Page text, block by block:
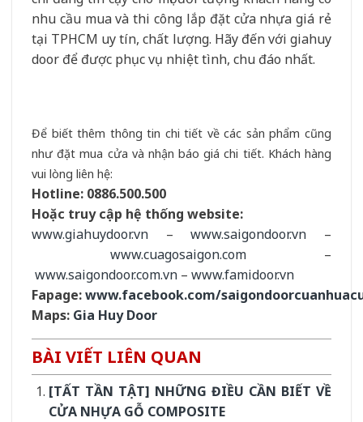
nhu cầu mua và thi công lắp đặt cửa nhựa giá rẻ
tại TPHCM uy tín, chất lượng. Hãy đến với giahuy
door để được phục vụ nhiệt tình, chu đáo nhất.
Để biết thêm thông tin chi tiết về các sản phẩm cũng
như đặt mua cửa và nhận báo giá chi tiết. Khách hàng
vui lòng liên hệ:
Hotline: 0886.500.500
Hoặc truy cập hệ thống website:
www.giahuydoor.vn –www.saigondoor.vn –
www.cuagosaigon.com–
www.saigondoor.com.vn – www.famidoor.vn
Fapage:www.facebook.com/
Maps: Gia Huy Door
BÀI VIẾT LIÊN QUAN
[TẤT TẦN TẬT] NHỮNG ĐIỀU CẦN BIẾT VỀ
CỬA NHỰA GỖ COMPOSITE